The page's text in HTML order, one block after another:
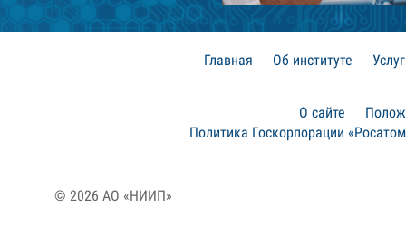
Главная Об институте
О сайте
Политика Госкорпорации
© 2026 АО «НИИП»